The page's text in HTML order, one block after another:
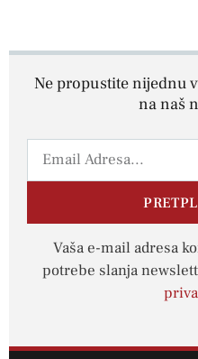
Ne propustite nijednu
na naš
Vaša e-mail adresa
potrebe slanja